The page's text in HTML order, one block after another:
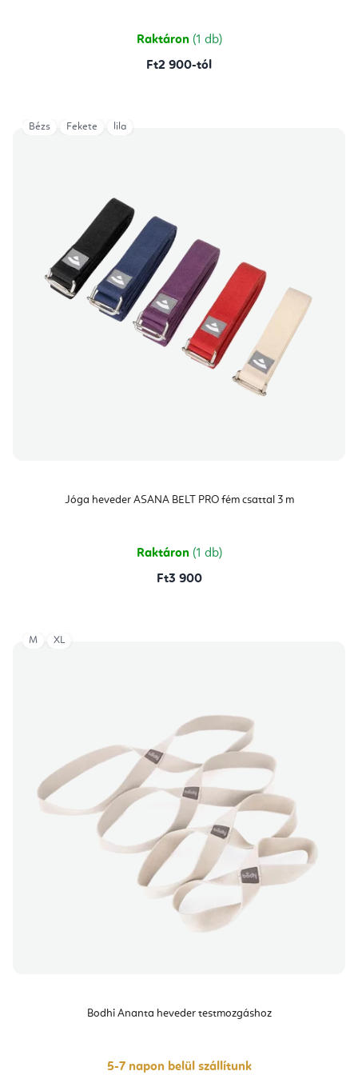
csillag.
Raktáron (1 db)
Ft2 900-tól
Jóga heveder ASANA BELT PRO fém csattal 3 m
Raktáron (1 db)
Ft3 900
Bézs Fekete lila
Bodhi Ananta heveder testmozgáshoz
5-7 napon belül szállítunk
M XL